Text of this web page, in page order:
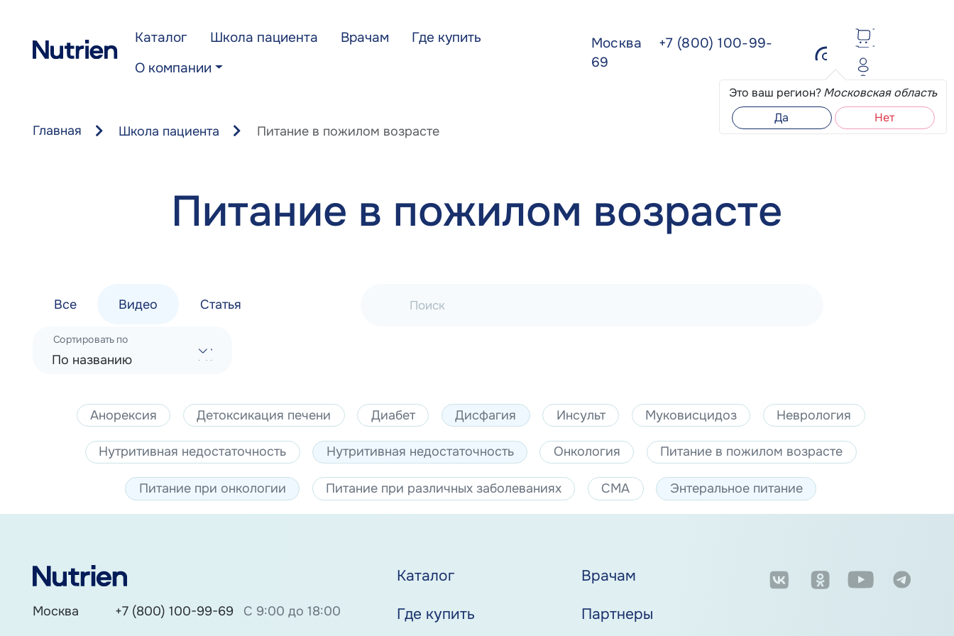
Каталог Школа пациента Врачам
Где купить
О компании
Москва
+7 (800) 100-99-
69
Это ваш регион?Московская область
Да
Нет
Главная Школа пациента Питание в пожилом возрасте
Питание в пожилом возрасте
Все Видео Статья Поиск
По названию
Сортировать по
Анорексия Детоксикация печени Диабет Дисфагия Инсульт Муковисцидоз Неврология
Нутритивная недостаточность Нутритивная недостаточность Онкология Питание в пожилом возрасте
Питание при онкологии Питание при различных заболеваниях СМА Энтеральное питание
Москва +7 (800) 100-99-69
С 9:00 до 18:00
Каталог Врачам
Где купить Партнеры